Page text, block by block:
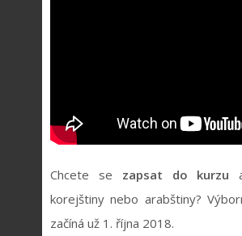
Chcete se zapsat do kurzu
korejštiny nebo arabštiny?
začíná už 1. října 2018.